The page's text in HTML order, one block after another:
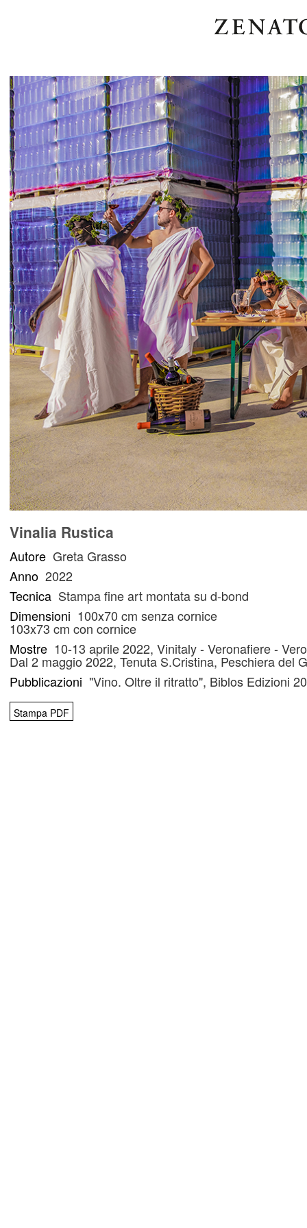
Vinalia Rustica
Autore Greta Grasso
Anno 2022
Tecnica Stampa fine art montata su d-bond
Dimensioni 100x70 cm senza cornice
103x73 cm con cornice
Mostre 10-13 aprile 2022, Vinitaly - Veronafiere -
Dal 2 maggio 2022, Tenuta S.Cristina, Peschiera del
Pubblicazioni "Vino. Oltre il ritratto", Biblos Edizioni
Stampa PDF